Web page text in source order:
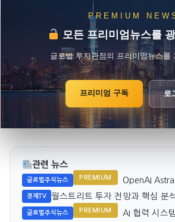
PREMIUM
모든 프리미엄뉴스를
글로벌 투자관점의 프리미엄뉴스를
프리미엄 구독 로
관련 뉴스
글로벌주식뉴스 PREMIUM
OpenAI Astra
킹 능력 우려
경제TV 월스트리트 투자 전망과 핵심 분석
글로벌주식뉴스 PREMIUM
AI 협력 시스